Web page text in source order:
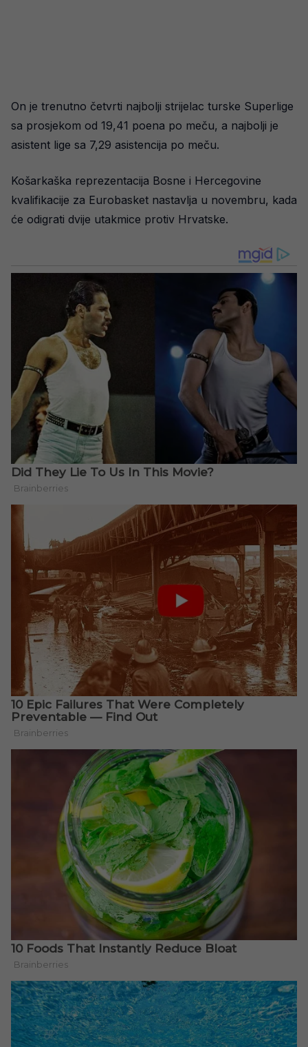
On je trenutno četvrti najbolji strijelac turske Superlige
sa prosjekom od 19,41 poena po meču, a najbolji je
asistent lige sa 7,29 asistencija po meču.
Košarkaška reprezentacija Bosne i Hercegovine
kvalifikacije za Eurobasket nastavlja u novembru, kada
će odigrati dvije utakmice protiv Hrvatske.